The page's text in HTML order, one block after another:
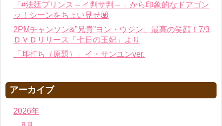
「#法廷プリンス – イ判サ判 – 」から印象的なドアゴン
ッ！シーンをちょい見せ💟
2PMチャンソン&”兄貴”ヨン・ウジン、最高の笑顔！7/3
ＤＶＤリリース「七日の王妃」より
「耳打ち（原題）」イ・サンユンver.
アーカイブ
2026年